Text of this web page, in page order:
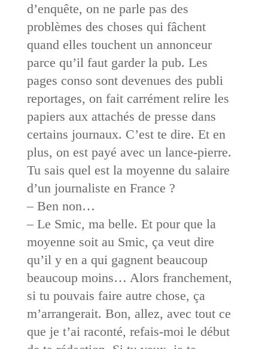
d’enquête, on ne parle pas des
problèmes des choses qui fâchent
quand elles touchent un annonceur
parce qu’il faut garder la pub. Les
pages conso sont devenues des publi
reportages, on fait carrément relire les
papiers aux attachés de presse dans
certains journaux. C’est te dire. Et en
plus, on est payé avec un lance-pierre.
Tu sais quel est la moyenne du salaire
d’un journaliste en France ?
– Ben non…
– Le Smic, ma belle. Et pour que la
moyenne soit au Smic, ça veut dire
qu’il y en a qui gagnent beaucoup
beaucoup moins… Alors franchement,
si tu pouvais faire autre chose, ça
m’arrangerait. Bon, allez, avec tout ce
que je t’ai raconté, refais-moi le début